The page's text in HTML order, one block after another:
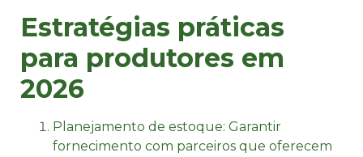
Estratégias práticas
para produtores em
2026
Planejamento de estoque: Garantir
fornecimento com parceiros que oferecem